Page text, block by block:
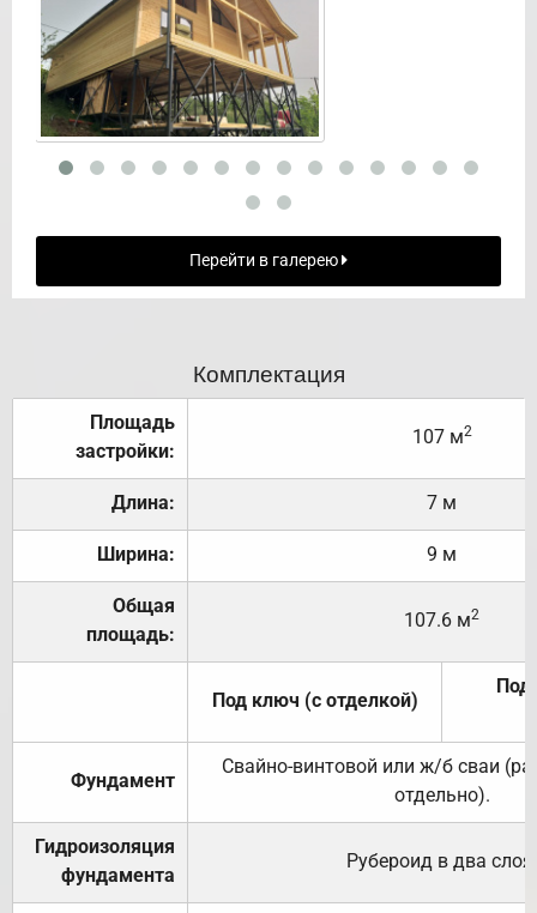
Перейти в галерею
Комплектация
Площадь
застройки:
107 м2
Длина: 7 м
Ширина: 9 м
Общая
площадь:
107.6 м2
Под ключ (с отделкой)
Под
Фундамент
Свайно-винтовой или ж/б сваи
отдельно).
Гидроизоляция
фундамента
Рубероид в два слоя.